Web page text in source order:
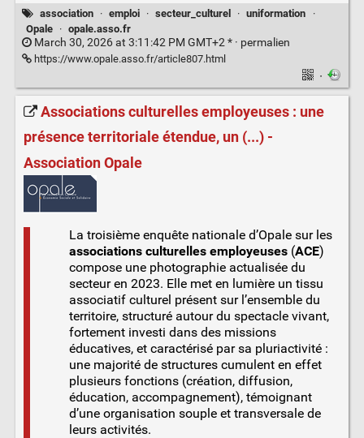
association · emploi · secteur_culturel · uniformation
·
Opale
· opale.asso.fr
March 30, 2026 at 3:11:42 PM GMT+2 * · permalien
https://www.opale.asso.fr/article807.html
·
Associations culturelles employeuses : une
présence territoriale étendue, un (...) -
Association Opale
La troisième enquête nationale d’Opale sur les
associations culturelles employeuses(ACE)
compose une photographie actualisée du
secteur en 2023. Elle met en lumière un tissu
associatif culturel présent sur l’ensemble du
territoire, structuré autour du spectacle vivant,
fortement investi dans des missions
éducatives, et caractérisé par sa pluriactivité :
une majorité de structures cumulent en effet
plusieurs fonctions (création, diffusion,
éducation, accompagnement), témoignant
d’une organisation souple et transversale de
leurs activités.